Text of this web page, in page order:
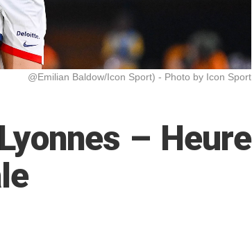
@Emilian Baldow/Icon Sport) - Photo by Icon Sport
– Heure